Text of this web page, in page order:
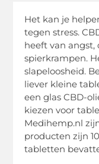
Het kan je
tegen stress.
heeft van angst,
spierkrampen.
slapeloosheid.
liever kleine
een glas CBD-
kiezen voor
Medihemp.nl
producten zijn
tabletten